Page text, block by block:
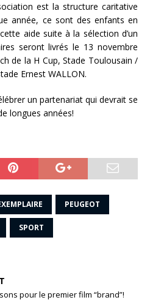
est la structure caritative
année, ce sont des enfants en
aide suite à la sélection d’un
seront livrés le 13 novembre
de la H Cup, Stade Toulousain /
Ernest WALLON.
un partenariat qui devrait se
longues années!
PEUGEOT
SPORT
pour le premier film “brand”!